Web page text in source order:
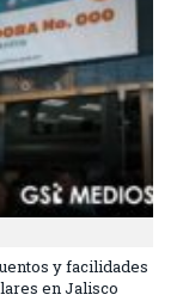
y facilidades
en Jalisco